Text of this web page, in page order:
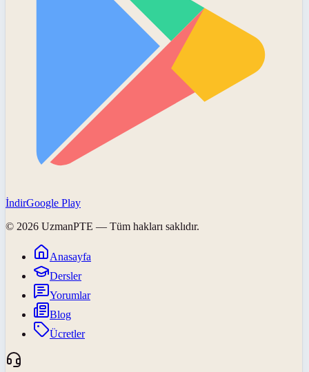
İndirGoogle Play
© 2026 UzmanPTE — Tüm hakları saklıdır.
Anasayfa
Dersler
Yorumlar
Blog
Ücretler